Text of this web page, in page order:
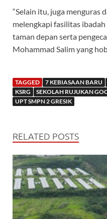
“Selain itu, juga menguras
melengkapi fasilitas
taman depan serta
Mohammad Salim yang
TAGGED 7 KEBIASAAN BARU
KSRG
SEKOLAH RUJUKAN
UPT SMPN 2 GRESIK
RELATED POSTS